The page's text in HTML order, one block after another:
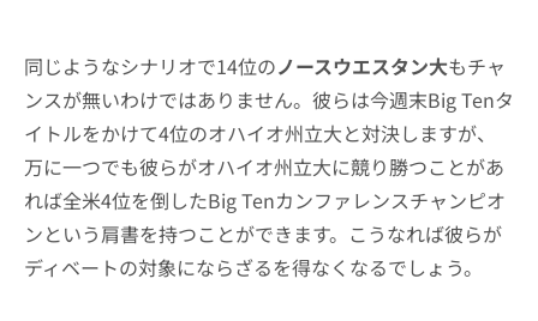
同じようなシナリオで14位のノースウエスタン大もチャ
ンスが無いわけではありません。彼らは今週末Big Tenタ
イトルをかけて4位のオハイオ州立大と対決しますが、
万に一つでも彼らがオハイオ州立大に競り勝つことがあ
れば全米4位を倒したBig Tenカンファレンスチャンピオ
ンという肩書を持つことができます。こうなれば彼らが
ディベートの対象にならざるを得なくなるでしょう。